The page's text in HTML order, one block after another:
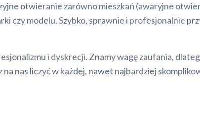
otwieranie zarówno mieszkań (awaryjne
czy modelu. Szybko, sprawnie i profesjonalnie
i dyskrecji. Znamy wagę zaufania,
nas liczyć w każdej, nawet najbardziej